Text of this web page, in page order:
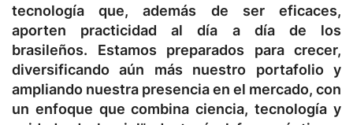
tecnología que, además de ser eficaces,
aporten practicidad al día a día de los
brasileños. Estamos preparados para crecer,
diversificando aún más nuestro portafolio y
ampliando nuestra presencia en el mercado, con
un enfoque que combina ciencia, tecnología y